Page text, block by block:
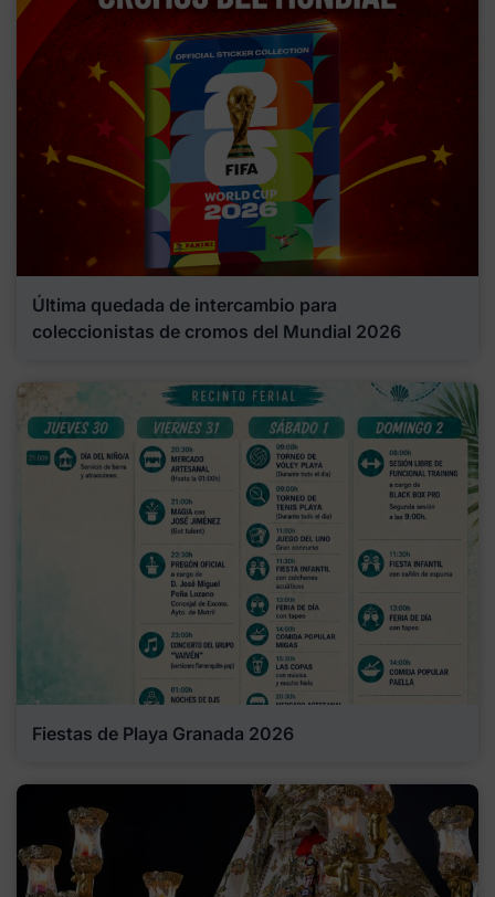
Última quedada de intercambio para
coleccionistas de cromos del Mundial 2026
Fiestas de Playa Granada 2026